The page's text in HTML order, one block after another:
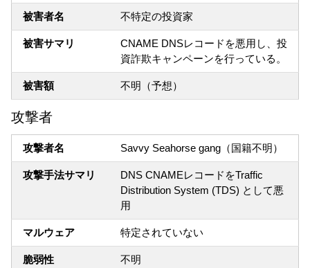
被害者名 不特定の投資家
被害サマリ
CNAME DNSレコードを悪用し、投
資詐欺キャンペーンを行っている。
被害額 不明（予想）
攻撃者
攻撃者名 Savvy Seahorse gang（国籍不明）
攻撃手法サマリ
DNS CNAMEレコードをTraffic
Distribution System (TDS) として悪
用
マルウェア 特定されていない
脆弱性 不明